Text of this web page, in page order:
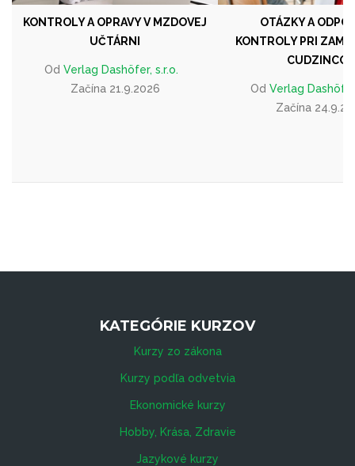
KONTROLY A OPRAVY V MZDOVEJ
UČTÁRNI
Od Verlag Dashöfer, s.r.o.
Začína 21.9.2026
OTÁZKY A
KONTROLY PRI
CUDZINCOV
Od Verlag
Začína
KATEGÓRIE KURZOV
Kurzy zo zákona
Kurzy podľa odvetvia
Ekonomické kurzy
Hobby, Krása, Zdravie
Jazykové kurzy